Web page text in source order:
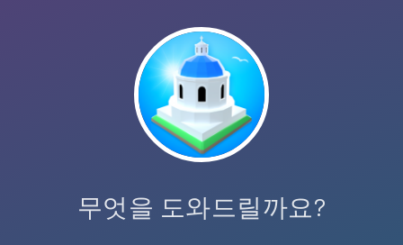
무엇을 도와드릴까요?